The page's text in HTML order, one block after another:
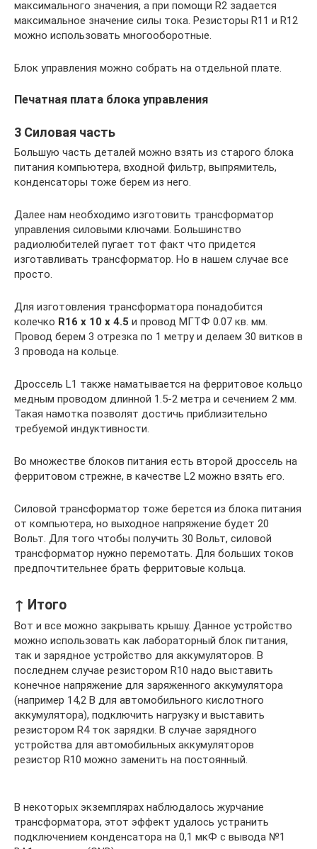
максимального значения, а при помощи R2 задается
максимальное значение силы тока. Резисторы R11 и R12
можно использовать многооборотные.
Блок управления можно собрать на отдельной плате.
Печатная плата блока управления
3 Силовая часть
Большую часть деталей можно взять из старого блока
питания компьютера, входной фильтр, выпрямитель,
конденсаторы тоже берем из него.
Далее нам необходимо изготовить трансформатор
управления силовыми ключами. Большинство
радиолюбителей пугает тот факт что придется
изготавливать трансформатор. Но в нашем случае все
просто.
Для изготовления трансформатора понадобится
колечко R16 x 10 x 4.5 и провод МГТФ 0.07 кв. мм.
Провод берем 3 отрезка по 1 метру и делаем 30 витков в
3 провода на кольце.
Дроссель L1 также наматывается на ферритовое кольцо
медным проводом длинной 1.5-2 метра и сечением 2 мм.
Такая намотка позволят достичь приблизительно
требуемой индуктивности.
Во множестве блоков питания есть второй дроссель на
ферритовом стрежне, в качестве L2 можно взять его.
Силовой трансформатор тоже берется из блока питания
от компьютера, но выходное напряжение будет 20
Вольт. Для того чтобы получить 30 Вольт, силовой
трансформатор нужно перемотать. Для больших токов
предпочтительнее брать ферритовые кольца.
↑ Итого
Вот и все можно закрывать крышу. Данное устройство
можно использовать как лабораторный блок питания,
так и зарядное устройство для аккумуляторов. В
последнем случае резистором R10 надо выставить
конечное напряжение для заряженного аккумулятора
(например 14,2 В для автомобильного кислотного
аккумулятора), подключить нагрузку и выставить
резистором R4 ток зарядки. В случае зарядного
устройства для автомобильных аккумуляторов
резистор R10 можно заменить на постоянный.
В некоторых экземплярах наблюдалось журчание
трансформатора, этот эффект удалось устранить
подключением конденсатора на 0,1 мкФ с вывода №1